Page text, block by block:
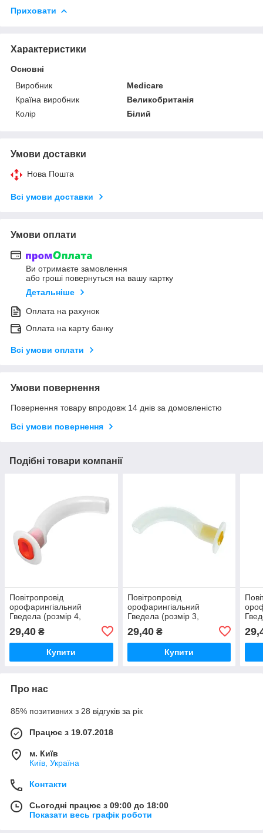
Приховати
Характеристики
Основні
Виробник
Medicare
Країна виробник
Великобританія
Колір
Білий
Умови доставки
Нова Пошта
Всі умови доставки
Умови оплати
Ви отримаєте замовлення
або гроші повернуться на вашу картку
Детальніше
Оплата на рахунок
Оплата на карту банку
Всі умови оплати
Умови повернення
Повернення товару впродовж 14 днів за домовленістю
Всі умови повернення
Подібні товари компанії
Повітропровід
орофарингіальний
Гведела (розмір 4,
стерильний
29,40 ₴
Купити
Повітропровід
орофарингіальний
Гведела (розмір 3,
стерильний
29,40₴
Купити
Про нас
85% позитивних з 28 відгуків за рік
Працює з 19.07.2018
м. Київ
Київ, Україна
Контакти
Сьогодні працює з 09:00 до 18:00
Показати весь графік роботи